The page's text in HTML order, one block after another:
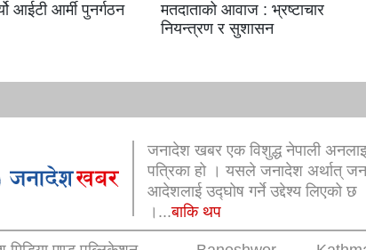
आईटी आर्मी पुनर्गठन
मतदाताको आवाज : भ्रष्टाचार
नियन्त्रण र सुशासन
जनादेश खबर एक विशुद्ध नेपाली
पत्रिका हो । यसले जनादेश अर्थात्
आदेशलाई उद्घोष गर्ने उद्देश्य लिएको छ
।...बाकि थप